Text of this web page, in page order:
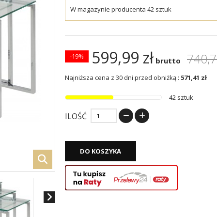
W magazynie producenta 42 sztuk
599,99 zł brutto
-19%
Najniższa cena z 30 dni przed obniżką : 571,41 zł
42 sztuk
ILOŚĆ
DO KOSZYKA